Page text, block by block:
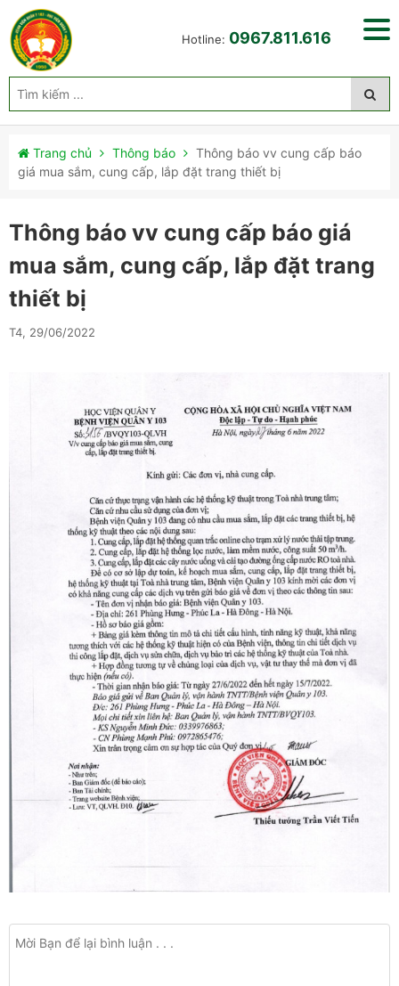
Hotline: 0967.811.616
Trang chủ Thông báo
Thông báo vv cung cấp báo
giá mua sắm, cung cấp, lắp đặt trang thiết bị
Thông báo vv cung cấp báo giá
mua sắm, cung cấp, lắp đặt trang
thiết bị
T4, 29/06/2022